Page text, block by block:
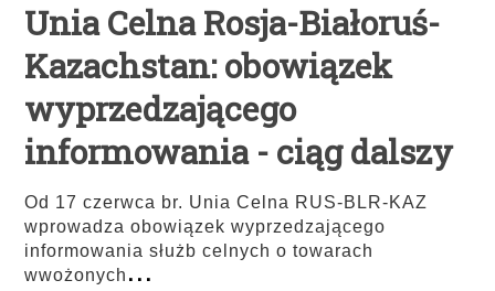
Unia Celna Rosja-Białoruś-
Kazachstan: obowiązek
wyprzedzającego
informowania - ciąg dalszy
Od 17 czerwca br. Unia Celna RUS-BLR-KAZ
wprowadza obowiązek wyprzedzającego
informowania służb celnych o towarach
wwożonych...